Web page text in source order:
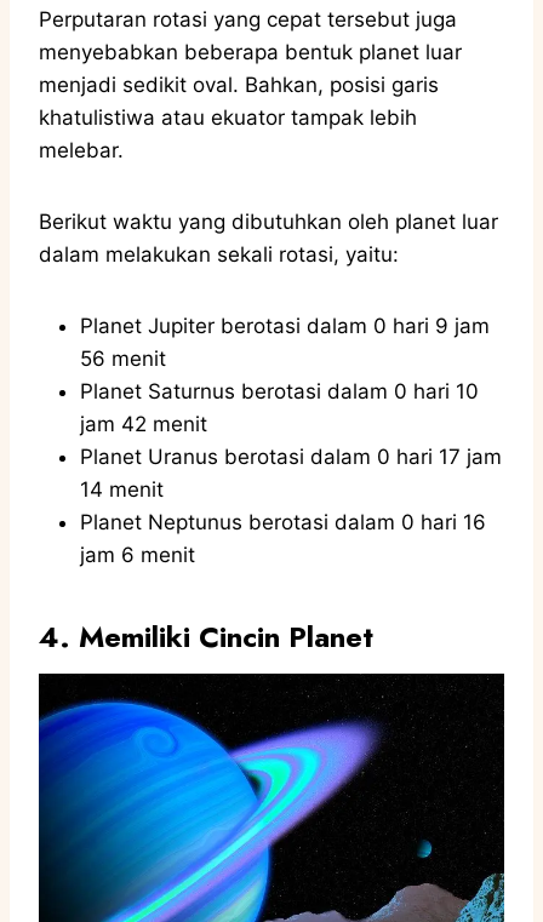
Perputaran rotasi yang cepat tersebut juga
menyebabkan beberapa bentuk planet luar
menjadi sedikit oval. Bahkan, posisi garis
khatulistiwa atau ekuator tampak lebih
melebar.
Berikut waktu yang dibutuhkan oleh planet luar
dalam melakukan sekali rotasi, yaitu:
Planet Jupiter berotasi dalam 0 hari 9 jam
56 menit
Planet Saturnus berotasi dalam 0 hari 10
jam 42 menit
Planet Uranus berotasi dalam 0 hari 17 jam
14 menit
Planet Neptunus berotasi dalam 0 hari 16
jam 6 menit
4. Memiliki Cincin Planet